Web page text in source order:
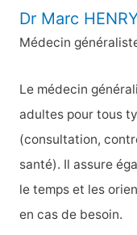
e
r
h
e
r
:
Dr Marc
Médecin
Le médecin
adultes pour tous
(consultation,
santé). Il assure
le temps et les
en cas de besoin.